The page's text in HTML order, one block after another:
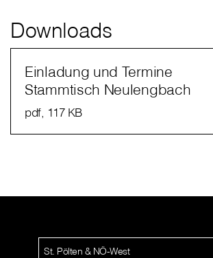
Downloads
Einladung und Termine
Stammtisch Neulengbach
pdf, 117 KB
St. Pölten & NÖ-West